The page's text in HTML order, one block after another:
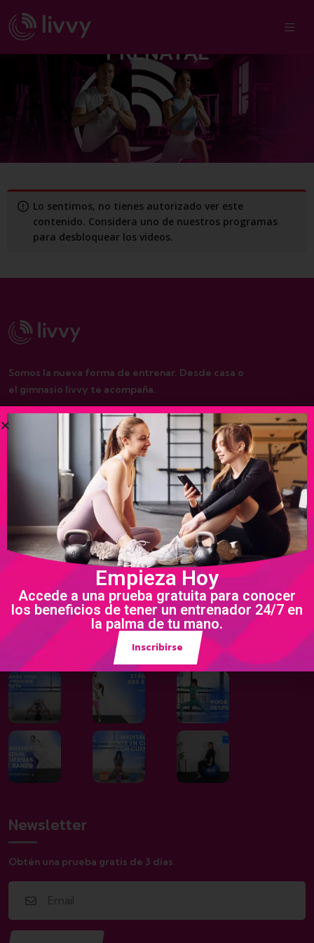
MOVILIDAD Y CALENTAMIENTO
PRENATAL
Lo sentimos, no tienes autorizado ver este
contenido. Considera uno de nuestros programas
para desbloquear los videos.
Somos la nueva forma de entrenar. Desde casa o
el gimnasio livvy te acompaña.
De interés
Nosotros
Programas
Política de privacidad
Términos y condiciones
Galería
Newsletter
Obtén una prueba gratis de 3 días.
Empieza Hoy
Accede a una prueba gratuita para conocer
los beneficios de tener un entrenador 24/7 en
la palma de tu mano.
Inscribirse